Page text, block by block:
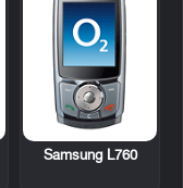
Samsung L760